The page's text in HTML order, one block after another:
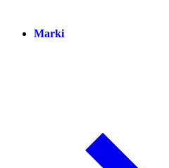
Marki